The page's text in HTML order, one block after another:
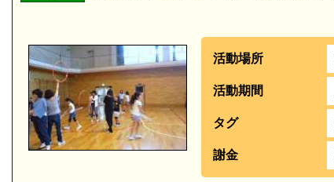
活動場所
活動期間
タグ
謝金